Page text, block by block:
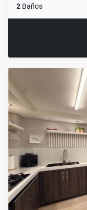
2 Baños